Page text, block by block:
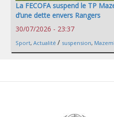
La FECOFA suspend le TP
d’une dette envers Rangers
30/07/2026 - 23:37
Sport, Actualité / suspension,